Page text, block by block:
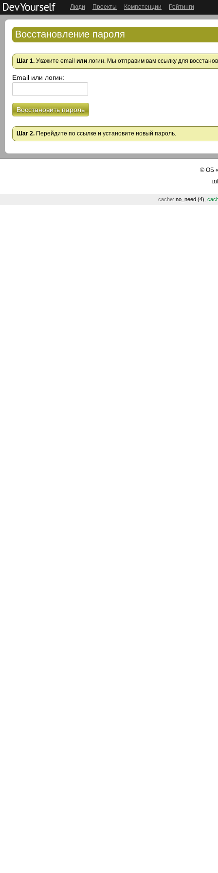
Люди Проекты Компетенции Рейтинги
Восстановление пароля
Шаг 1. Укажите email или логин. Мы отправим вам ссылку для
Email или логин:
Восстановить пароль
Шаг 2. Перейдите по ссылке и установите новый пароль.
©ОБ
cache: no_need (4)